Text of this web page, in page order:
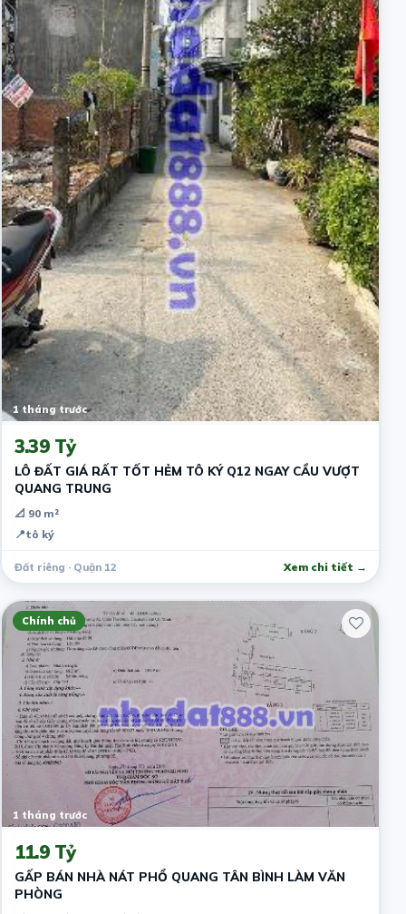
1 tháng trước
3.39 Tỷ
LÔ ĐẤT GIÁ RẤT TỐT HẺM TÔ KÝ Q12 NGAY CẦU VƯỢT
QUANG TRUNG
📐 90 m²
📍tô ký
Đất riêng · Quận 12 Xem chi tiết →
Chính chủ
1 tháng trước
11.9 Tỷ
GẤP BÁN NHÀ NÁT PHỔ QUANG TÂN BÌNH LÀM VĂN
PHÒNG